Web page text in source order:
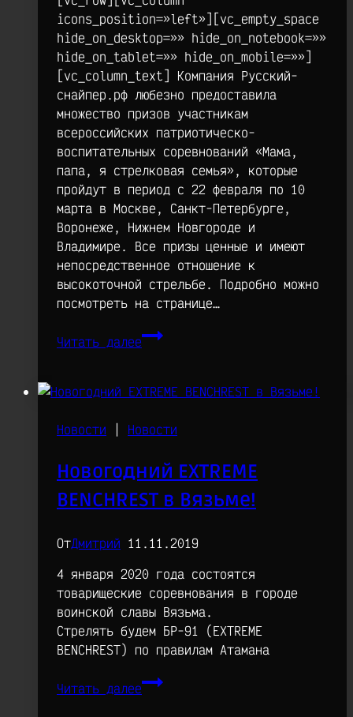
icons_position=»left»][vc_empty_space
hide_on_desktop=»» hide_on_notebook=»»
hide_on_tablet=»» hide_on_mobile=»»]
[vc_column_text] Компания Русский-
снайпер.рф любезно предоставила
множество призов участникам
всероссийских патриотическо-
воспитательных соревнований «Мама,
папа, я стрелковая семья», которые
пройдут в период с 22 февраля по 10
марта в Москве, Санкт-Петербурге,
Воронеже, Нижнем Новгороде и
Владимире. Все призы ценные и имеют
непосредственное отношение к
высокоточной стрельбе. Подробно можно
посмотреть на странице…
Читать далее
Призы
от
спонсора
компании
Новости Новости
Новогодний EXTREME
BENCHREST в Вязьме!
ОтДмитрий 11.11.2019
4 января 2020 года состоятся
товарищеские соревнования в городе
воинской славы Вязьма.
Стрелять будем БР-91 (EXTREME
BENCHREST) по правилам Атамана
Читать далее
Новогодний
EXTREME